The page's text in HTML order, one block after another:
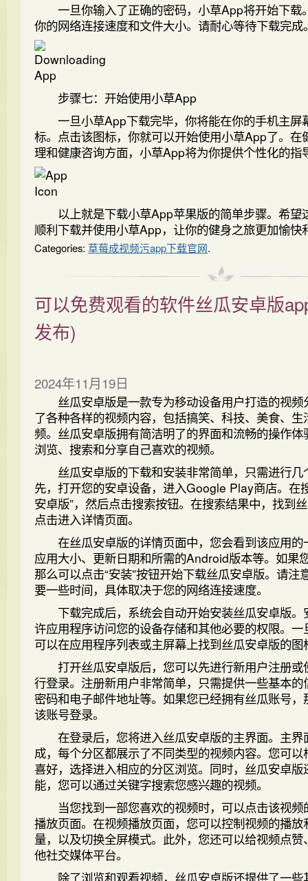
一旦你输入了正确的密码，小草App将开始下载
你的网络连接速度和文件大小。请耐心等待下载完成
步骤七：开始使用小草App
一旦小草App下载完毕，你将能在你的手机主屏
标。点击该图标，你就可以开始使用小草App了。在
理和健康咨询方面，小草App将为你提供个性化的指
以上就是下载小草App苹果版的简单步骤。希望
顺利下载并使用小草App，让你的健身之旅更加愉快
Categories: 草莓成视频污app下载官网.
可以免费观看的软件丝瓜安卓版
发布)
2024年11月19日
丝瓜安卓版是一款专为移动设备用户打造的视频
了各种各样的视频内容，包括搞笑、科技、美食、
频。丝瓜安卓版拥有简洁明了的界面和流畅的操作
浏览、搜索和分享自己喜欢的视频。
丝瓜安卓版的下载和安装非常简单，只需进行几
先，打开您的安卓设备，进入Google Play商店。在
安卓版”，然后点击搜索按钮。在搜索结果中，找到
点击进入详情页面。
在丝瓜安卓版的详情页面中，您会看到该应用的
应用大小、更新日期和所需的Android版本等。如果
那么可以点击“安装”按钮开始下载丝瓜安卓版。请注
要一些时间，具体取决于您的网络连接速度。
下载完成后，系统会自动开始安装丝瓜安卓版。
许应用程序访问您的设备存储和其他必要的权限。
可以在应用程序列表或主屏幕上找到丝瓜安卓版的图
打开丝瓜安卓版后，您可以先进行新用户注册或
行登录。注册新用户非常简单，只需提供一些基本
密码和电子邮件地址等。如果您已经拥有丝瓜账号
该账号登录。
在登录后，您将进入丝瓜安卓版的主界面。主界
成，每个分区都展示了不同类型的视频内容。您可
喜好，选择进入相应的分区浏览。同时，丝瓜安卓版
能，您可以通过关键字搜索您感兴趣的视频。
当您找到一部您喜欢的视频时，可以点击该视频
播放页面。在视频播放页面，您可以控制视频的播放
量，以及切换全屏模式。此外，您还可以给视频点
他社交媒体平台。
除了浏览和观看视频，丝瓜安卓版还提供了一些